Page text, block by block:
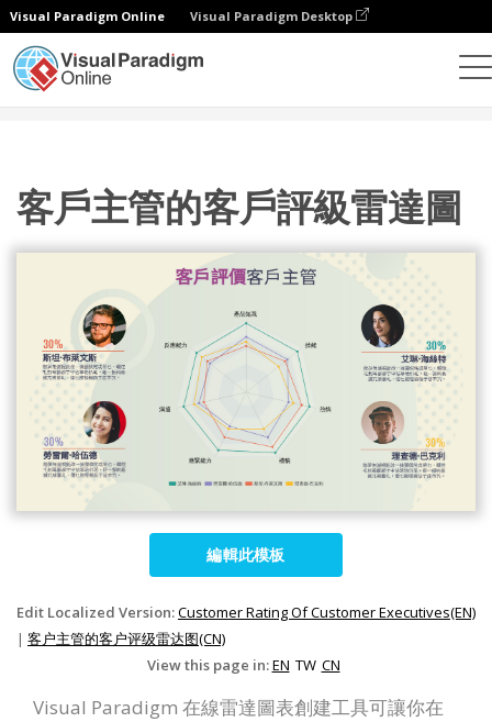
Visual Paradigm Online Visual Paradigm Desktop
客戶主管的客戶評級雷達圖
編輯此模板
Edit Localized Version:Customer Rating Of Customer Executives(EN)
| 客户主管的客户评级雷达图(CN)
View this page in:EN TW CN
Visual Paradigm 在線雷達圖表創建工具可讓你在